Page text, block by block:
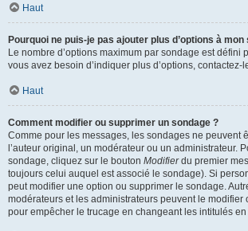
Haut
Pourquoi ne puis-je pas ajouter plus d’options à mon
Le nombre d’options maximum par sondage est défini
vous avez besoin d’indiquer plus d’options, contactez-
Haut
Comment modifier ou supprimer un sondage ?
Comme pour les messages, les sondages ne peuvent
l’auteur original, un modérateur ou un administrateur.
sondage, cliquez sur le bouton Modifierdu premier
toujours celui auquel est associé le sondage). Si
peut modifier une option ou supprimer le sondage.
modérateurs et les administrateurs peuvent le modifier
pour empêcher le trucage en changeant les intitulés